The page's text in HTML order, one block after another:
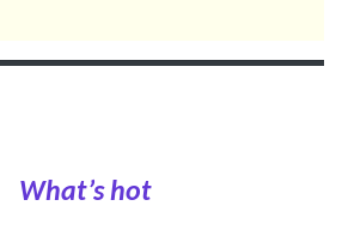
What’s hot